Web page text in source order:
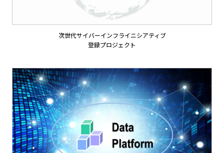
次世代サイバーインフライニシアティブ
登録プロジェクト